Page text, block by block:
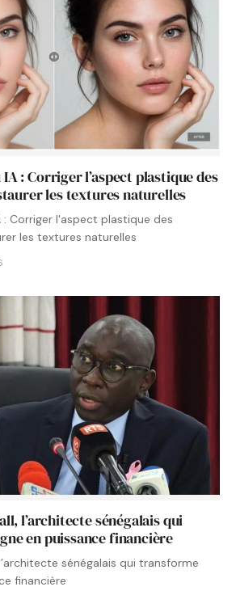
: Corriger l’aspect plastique des
les textures naturelles
: Corriger l'aspect plastique des
les textures naturelles
l’architecte sénégalais qui
en puissance financière
sénégalais qui transforme
financière